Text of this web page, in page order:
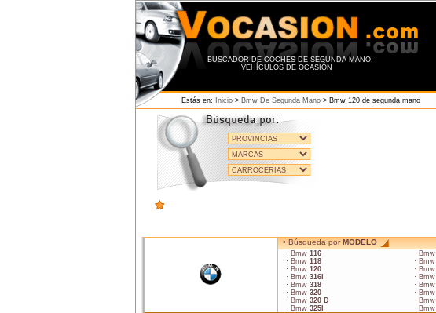
BUSCADOR DE COCHES DE SEGUNDA MANO.
VEHÍCULOS DE OCASIÓN
Estás en: Inicio > Bmw De Segunda Mano > Bmw 120 de segunda mano
• Búsqueda porMODELO
· Bmw 116
· Bmw 118
· Bmw 120
· Bmw 316I
· Bmw 318
· Bmw 320
· Bmw 320 D
· Bmw 325I
· Bmw
· Bmw
· Bmw
· Bmw
· Bmw
· Bmw
· Bmw
· Bmw